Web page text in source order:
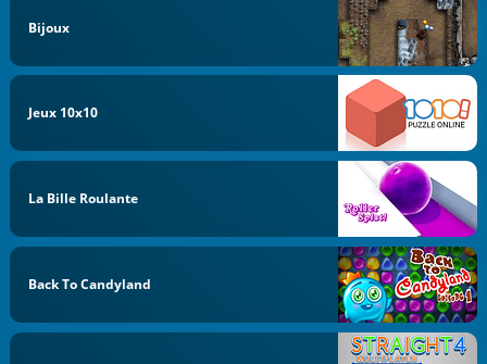
Bijoux
Jeux 10x10
La Bille Roulante
Back To Candyland